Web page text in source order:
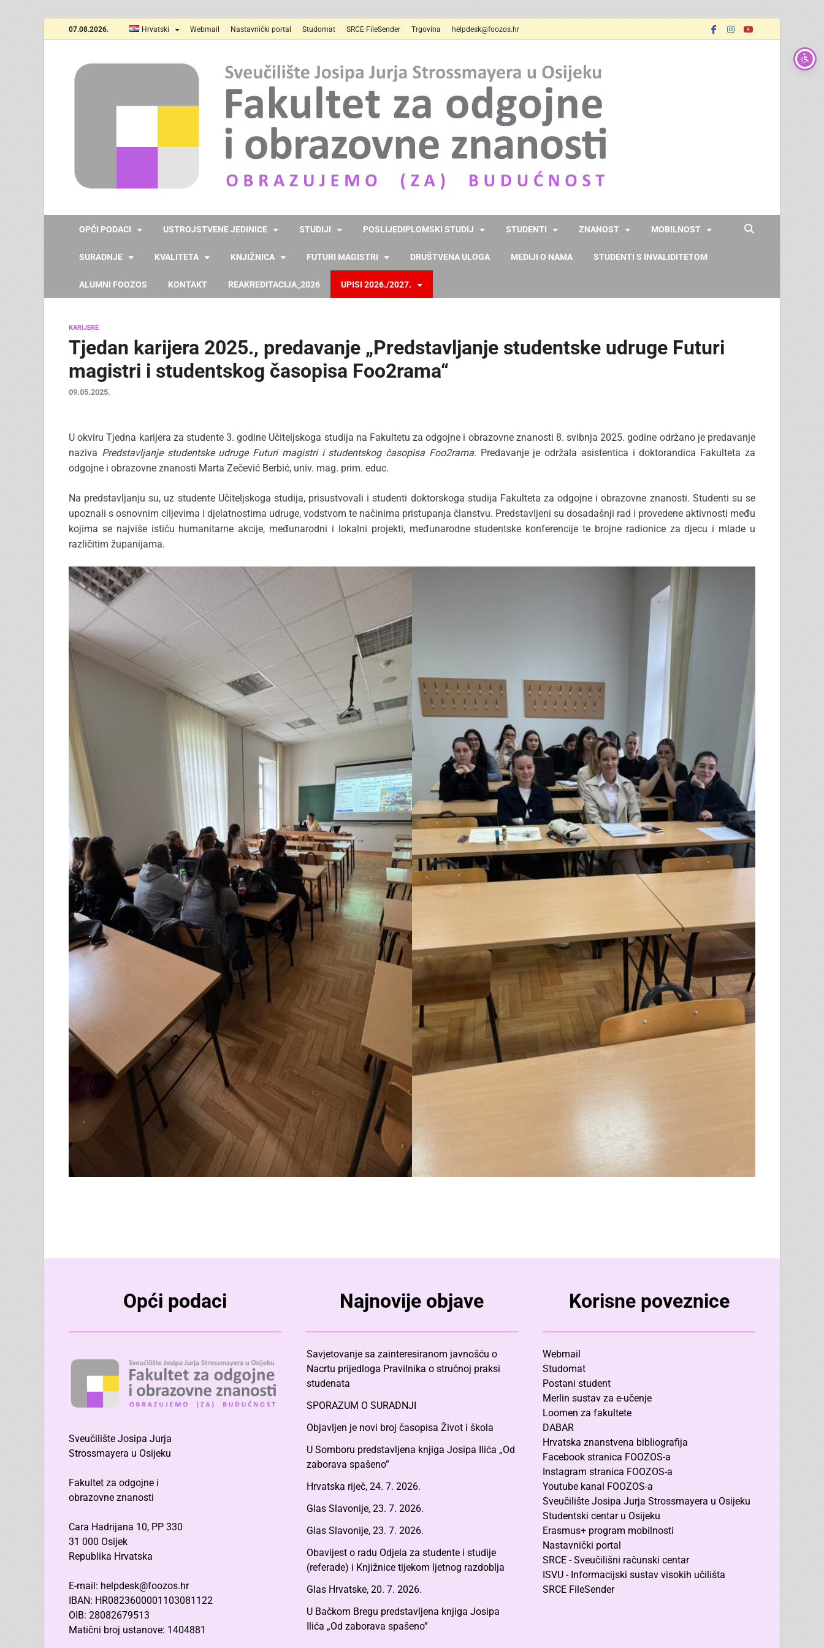
07.08.2026. Hrvatski Webmail Nastavnički portal Studomat SRCE FileSender Trgovina helpdesk@foozos.hr
OPĆI PODACI USTROJSTVENE JEDINICE STUDIJI POSLIJEDIPLOMSKI STUDIJ STUDENTI ZNANOST MOBILNOST
SURADNJE KVALITETA KNJIŽNICA FUTURI MAGISTRI DRUŠTVENA ULOGA MEDIJI O NAMA STUDENTI S INVALIDITETOM
ALUMNI FOOZOS KONTAKT REAKREDITACIJA_2026 UPISI 2026./2027.
KARIJERE
Tjedan karijera 2025., predavanje „Predstavljanje studentske udruge Futuri
magistri i studentskog časopisa Foo2rama“
09.05.2025.
U okviru Tjedna karijera za studente 3. godine Učiteljskoga studija na Fakultetu za odgojne i obrazovne znanosti 8. svibnja 2025. godine održano je predavanje
naziva Predstavljanje studentske udruge Futuri magistri i studentskog časopisa Foo2rama. Predavanje je održala asistentica i doktorandica Fakulteta za
odgojne i obrazovne znanosti Marta Zečević Berbić, univ. mag. prim. educ.
Na predstavljanju su, uz studente Učiteljskoga studija, prisustvovali i studenti doktorskoga studija Fakulteta za odgojne i obrazovne znanosti. Studenti su se
upoznali s osnovnim ciljevima i djelatnostima udruge, vodstvom te načinima pristupanja članstvu. Predstavljeni su dosadašnji rad i provedene aktivnosti među
kojima se najviše ističu humanitarne akcije, međunarodni i lokalni projekti, međunarodne studentske konferencije te brojne radionice za djecu i mlade u
različitim županijama.
Opći podaci
Sveučilište Josipa Jurja
Strossmayera u Osijeku
Fakultet za odgojne i
obrazovne znanosti
Cara Hadrijana 10, PP 330
31 000 Osijek
Republika Hrvatska
E-mail: helpdesk@foozos.hr
IBAN: HR0823600001103081122
OIB: 28082679513
Matični broj ustanove: 1404881
Najnovije objave
Savjetovanje sa zainteresiranom javnošću o
Nacrtu prijedloga Pravilnika o stručnoj praksi
studenata
SPORAZUM O SURADNJI
Objavljen je novi broj časopisa Život i škola
U Somboru predstavljena knjiga Josipa Ilića „Od
zaborava spašeno”
Hrvatska riječ, 24. 7. 2026.
Glas Slavonije, 23. 7. 2026.
Glas Slavonije, 23. 7. 2026.
Obavijest o radu Odjela za studente i studije
(referade) i Knjižnice tijekom ljetnog razdoblja
Glas Hrvatske, 20. 7. 2026.
U Bačkom Bregu predstavljena knjiga Josipa
Ilića „Od zaborava spašeno”
Korisne poveznice
Webmail
Studomat
Postani student
Merlin sustav za e-učenje
Loomen za fakultete
DABAR
Hrvatska znanstvena bibliografija
Facebook stranica FOOZOS-a
Instagram stranica FOOZOS-a
Youtube kanal FOOZOS-a
Sveučilište Josipa Jurja Strossmayera u Osijeku
Studentski centar u Osijeku
Erasmus+ program mobilnosti
Nastavnički portal
SRCE - Sveučilišni računski centar
ISVU - Informacijski sustav visokih učilišta
SRCE FileSender